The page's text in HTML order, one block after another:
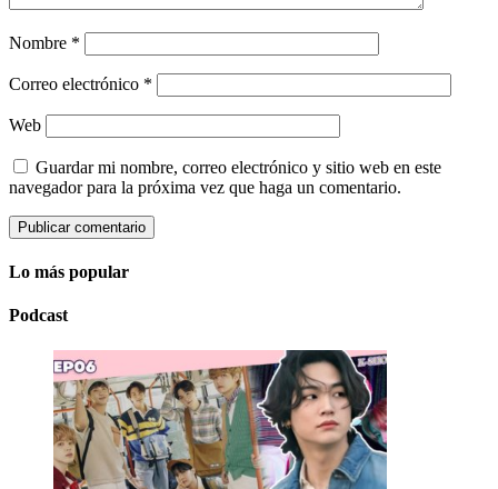
Nombre *
Correo electrónico *
Web
Guardar mi nombre, correo electrónico y sitio web en este
navegador para la próxima vez que haga un comentario.
Lo más popular
Podcast